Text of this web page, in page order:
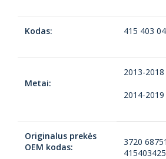
Kodas: 415 403
Metai:
2013-2018
2014-2019
Originalus prekės
OEM kodas:
3720